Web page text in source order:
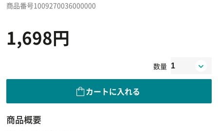
商品番号1009270036000000
1,698円
数量
カートに入れる
商品概要